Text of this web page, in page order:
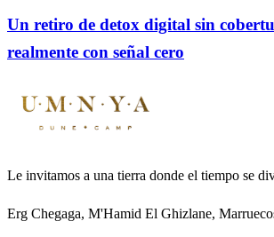
Un retiro de detox digital sin
realmente con señal cero
Le invitamos a una tierra donde el tiempo se
Erg Chegaga, M'Hamid El Ghizlane,